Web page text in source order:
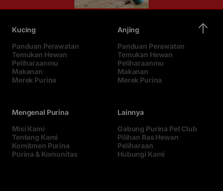
Kucing
Panduan Perawatan
Temukan Hewan
Peliharaanmu
Makanan
Merek Purina
Anjing
Panduan Perawatan
Temukan Hewan
Peliharaanmu
Makanan
Merek Purina
Mengenal Purina
Misi Kami
Tentang Kami
Komitmen Purina
Purina & Komunitas
Lainnya
Gabung Purina Pet Club
Pilihan Ras Hewan
Peliharaan
Hubungi Kami